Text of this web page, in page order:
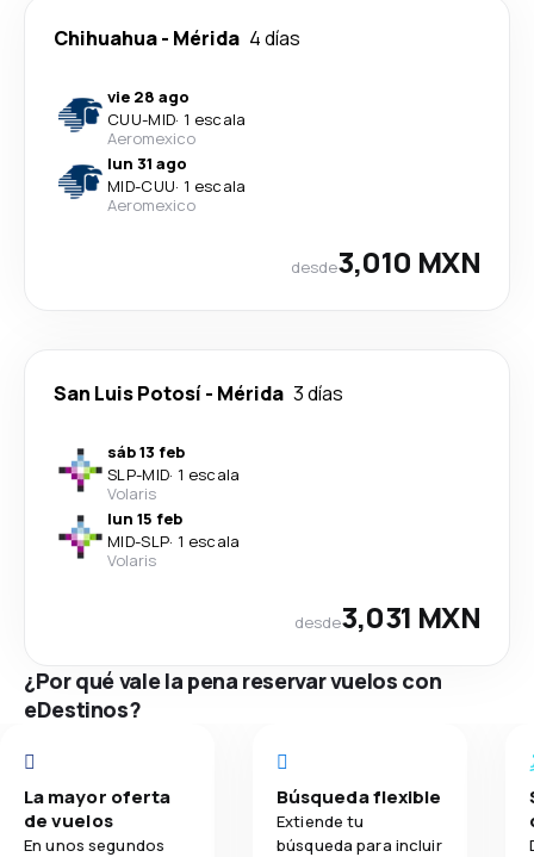
Chihuahua- Mérida 4 días
vie 28 ago
CUU-MID· 1 escala
Aeromexico
lun 31 ago
MID-CUU· 1 escala
Aeromexico
desde3,010 MXN
San Luis Potosí- Mérida 3 días
sáb 13 feb
SLP-MID· 1 escala
Volaris
lun 15 feb
MID-SLP· 1 escala
Volaris
desde3,031 MXN
¿Por qué vale la pena reservar vuelos con
eDestinos?
La mayor oferta
de vuelos
En unos segundos
Búsqueda flexible
Extiende tu
búsqueda para incluir